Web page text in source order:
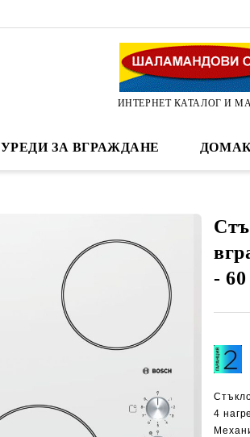
ИНТЕРНЕТ КАТАЛОГ И
УРЕДИ ЗА ВГРАЖДАНЕ
-
4